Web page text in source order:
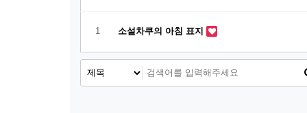
1 소설차쿠의 아침 표지